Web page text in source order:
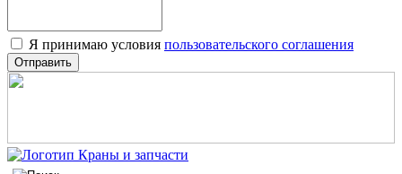
Я принимаю условия пользовательского соглашения
Отправить